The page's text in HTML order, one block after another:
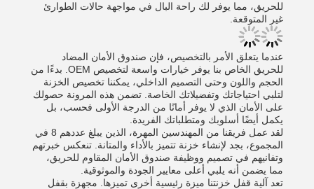
للحريق، مما يوفر لك راحة البال في مواجهة حالات الطوارئ
غير المتوقعة.
عندما يتعلق الأمر بالتخصيص، فإن صندوق الأمان المضاد
للحريق الخاص بنا يوفر خيارات واسعة لتخصيص OEM. بدءًا من
الحجم واللون وحتى التصميم الداخلي، يمكننا تخصيص الخزنة
لتلبي احتياجاتك وتفضيلاتك الخاصة. تضمن هذه المرونة حصولك
على الأمان الذي لا يوفر أمانًا من الدرجة الأولى فحسب، بل
يكمل أيضًا أسلوبك ومتطلباتك الفريدة.
لقد عمل فريقنا من المهندسين المهرة، الذين يبلغ عددهم 8 في
المجموع، بجد لإنشاء خزنة تتميز بالأداء والمتانة. تنعكس خبرتهم
وتفانيهم في تصميم ووظيفة صندوق الأمان المقاوم للحريق،
مما يضمن أنه يلبي أعلى معايير الجودة والموثوقية.
تعد آلية قفل خزنتنا ميزة رئيسية أخرى تميزها. مجهزة بقفل